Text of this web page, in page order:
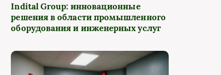
Indital Group: инновационные
решения в области промышленного
оборудования и инженерных услуг